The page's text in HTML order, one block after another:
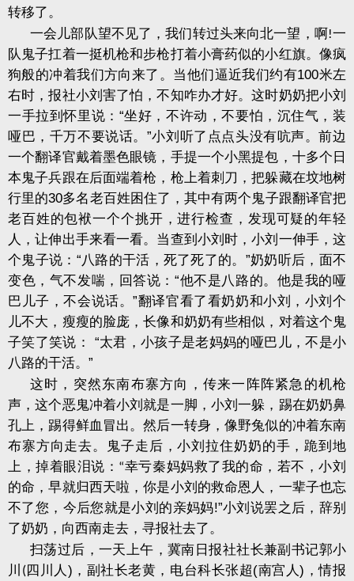
转移了。
一会儿部队望不见了，我们转过头来向北一望，啊!一
队鬼子扛着一挺机枪和步枪打着小膏药似的小红旗。像疯
狗般的冲着我们方向来了。当他们逼近我们约有100米左
右时，报社小刘害了怕，不知咋办才好。这时奶奶把小刘
一手拉到怀里说： “坐好，不许动，不要怕，沉住气，装
哑巴，千万不要说话。 ”小刘听了点点头没有吭声。前边
一个翻译官戴着墨色眼镜，手提一个小黑提包，十多个日
本鬼子兵跟在后面端着枪，枪上着刺刀，把躲藏在坟地树
行里的30多名老百姓困住了，其中有两个鬼子跟翻译官把
老百姓的包袱一个个挑开，进行检查，发现可疑的年轻
人，让伸出手来看一看。当查到小刘时，小刘一伸手，这
个鬼子说： “八路的干活，死了死了的。 ”奶奶听后，面不
变色，气不发喘，回答说： “他不是八路的。他是我的哑
巴儿子，不会说话。”翻译官看了看奶奶和小刘，小刘个
儿不大，瘦瘦的脸庞，长像和奶奶有些相似，对着这个鬼
子笑了笑说： “太君，小孩子是老妈妈的哑巴儿，不是小
八路的干活。 ”
这时，突然东南布寨方向，传来一阵阵紧急的机枪
声，这个恶鬼冲着小刘就是一脚，小刘一躲，踢在奶奶鼻
孔上，踢得鲜血冒出。然后一转身，像野兔似的冲着东南
布寨方向走去。鬼子走后，小刘拉住奶奶的手，跪到地
上，掉着眼泪说： “幸亏秦妈妈救了我的命，若不，小刘
的命，早就归西天啦，你是小刘的救命恩人，一辈子也忘
不了您，今后您就是小刘的亲妈妈!”小刘说罢之后，辞别
了奶奶，向西南走去，寻报社去了。
扫荡过后，一天上午，冀南日报社社长兼副书记郭小
川 (四川人 ) ，副社长老黄，电台科长张超(南宫人) ，情报